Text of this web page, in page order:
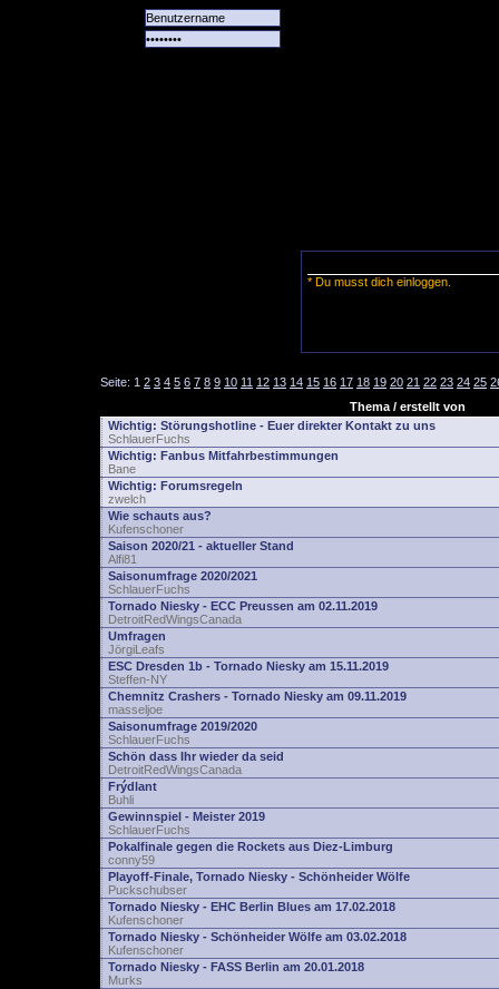
* Du musst dich einloggen.
Seite: 1 2 3 4 5 6 7 8 9 10 11 12 13 14 15 16 17 18 19 20 21 22 23 24 25
Thema / erstellt von
Wichtig: Störungshotline - Euer direkter Kontakt zu uns
SchlauerFuchs
Wichtig: Fanbus Mitfahrbestimmungen
Bane
Wichtig: Forumsregeln
zwelch
Wie schauts aus?
Kufenschoner
Saison 2020/21 - aktueller Stand
Alfi81
Saisonumfrage 2020/2021
SchlauerFuchs
Tornado Niesky - ECC Preussen am 02.11.2019
DetroitRedWingsCanada
Umfragen
JörgiLeafs
ESC Dresden 1b - Tornado Niesky am 15.11.2019
Steffen-NY
Chemnitz Crashers - Tornado Niesky am 09.11.2019
masseljoe
Saisonumfrage 2019/2020
SchlauerFuchs
Schön dass Ihr wieder da seid
DetroitRedWingsCanada
Frýdlant
Buhli
Gewinnspiel - Meister 2019
SchlauerFuchs
Pokalfinale gegen die Rockets aus Diez-Limburg
conny59
Playoff-Finale, Tornado Niesky - Schönheider Wölfe
Puckschubser
Tornado Niesky - EHC Berlin Blues am 17.02.2018
Kufenschoner
Tornado Niesky - Schönheider Wölfe am 03.02.2018
Kufenschoner
Tornado Niesky - FASS Berlin am 20.01.2018
Murks